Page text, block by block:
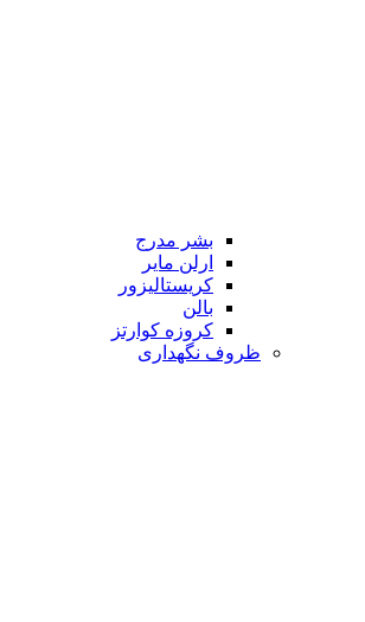
بشر مدرج
ارلن مایر
کریستالیزور
بالن
کروزه کوارتز
ظروف نگهداری